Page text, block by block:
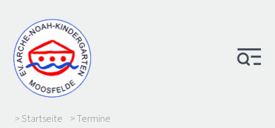
> Startseite > Termine